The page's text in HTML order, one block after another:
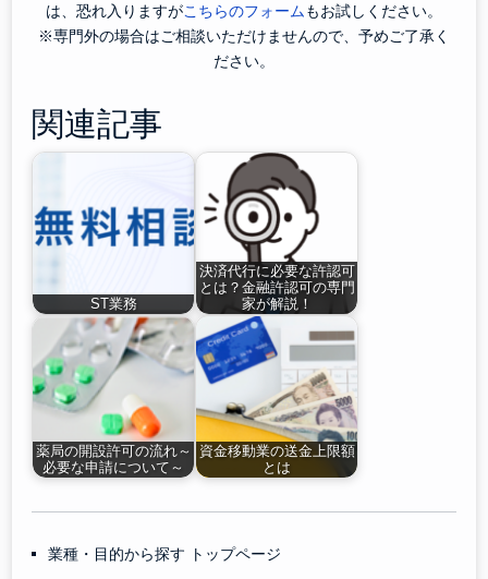
は、恐れ入りますがこちらのフォームもお試しください。
※専門外の場合はご相談いただけませんので、予めご了承く
ださい。
関連記事
ST業務
決済代行に必要な許認可
とは？金融許認可の専門
家が解説！
薬局の開設許可の流れ～
必要な申請について～
資金移動業の送金上限額
とは
業種・目的から探す トップページ